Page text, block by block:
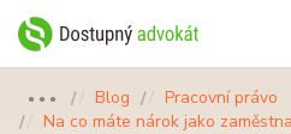
●●● Blog
Pracovní právo
Na co máte nárok jako